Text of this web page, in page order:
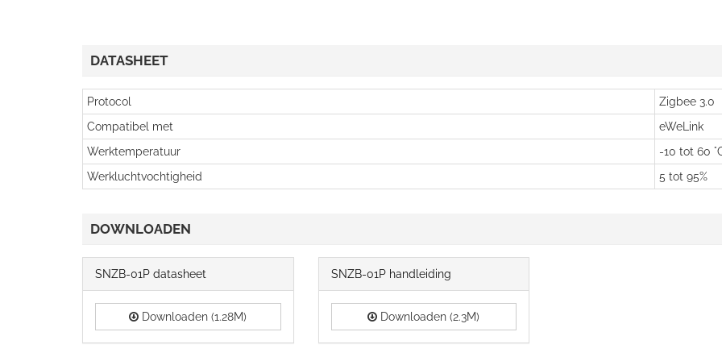
DATASHEET
Protocol
Zigbee 3.0
Compatibel met
eWeLink
Werktemperatuur
-10 tot 60
Werkluchtvochtigheid
5 tot 95%
DOWNLOADEN
SNZB-01P datasheet
Downloaden (1.28M)
SNZB-01P handleiding
Downloaden (2.3M)